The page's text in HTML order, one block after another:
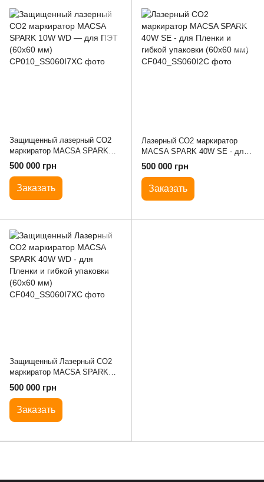
Защищенный лазерный CO2
маркиратор MACSA SPARK
10W WD — для ПЭТ (60х60
500 000 грн
Заказать
Лазерный CO2 маркиратор
MACSA SPARK 40W SE - для
Пленки и гибкой упаковки
(60х60 мм)
500 000 грн
Заказать
Защищенный Лазерный CO2
маркиратор MACSA SPARK
40W WD - для Пленки и гибкой
упаковки (60х60 мм)
500 000 грн
Заказать